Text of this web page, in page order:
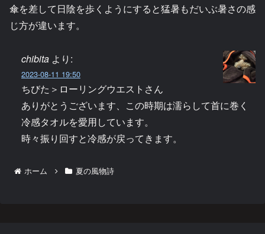
傘を差して日陰を歩くようにすると猛暑もだいぶ暑さの感
じ方が違います。
chibita より:
2023-08-11 19:50
ちびた＞ローリングウエストさん
ありがとうございます、この時期は濡らして首に巻く
冷感タオルを愛用しています。
時々振り回すと冷感が戻ってきます。
ホーム 夏の風物詩